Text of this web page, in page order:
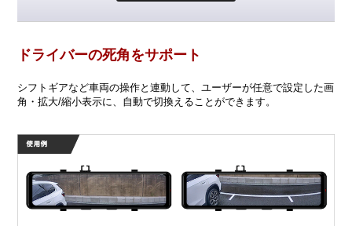
ドライバーの死角をサポート
シフトギアなど車両の操作と連動して、ユーザーが任意で設定した画
角・拡大/縮小表示に、自動で切換えることができます。